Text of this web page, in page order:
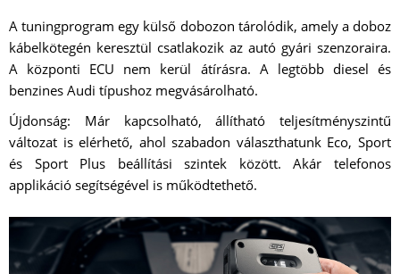
A tuningprogram egy külső dobozon tárolódik, amely a doboz
kábelkötegén keresztül csatlakozik az autó gyári szenzoraira.
A központi ECU nem kerül átírásra. A legtöbb diesel és
benzines Audi típushoz megvásárolható.
Újdonság: Már kapcsolható, állítható teljesítményszintű
változat is elérhető, ahol szabadon választhatunk Eco, Sport
és Sport Plus beállítási szintek között. Akár telefonos
applikáció segítségével is működtethető.